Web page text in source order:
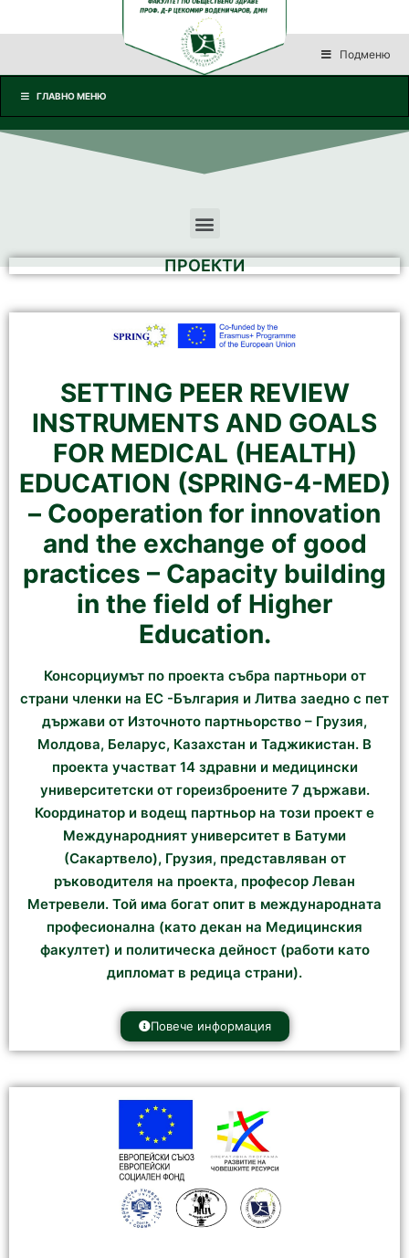
Подменю
ГЛАВНО МЕНЮ
ПРОЕКТИ
SETTING PEER REVIEW
INSTRUMENTS AND GOALS
FOR MEDICAL (HEALTH)
EDUCATION (SPRING-4-MED)
– Cooperation for innovation
and the exchange of good
practices – Capacity building
in the field of Higher
Education.
Консорциумът по проекта събра партньори от
страни членки на ЕС -България и Литва заедно с пет
държави от Източното партньорство – Грузия,
Молдова, Беларус, Казахстан и Таджикистан. В
проекта участват 14 здравни и медицински
университетски от гореизброените 7 държави.
Координатор и водещ партньор на този проект е
Международният университет в Батуми
(Сакартвело), Грузия, представляван от
ръководителя на проекта, професор Леван
Метревели. Той има богат опит в международната
професионална (като декан на Медицинския
факултет) и политическа дейност (работи като
дипломат в редица страни).
Повече информация